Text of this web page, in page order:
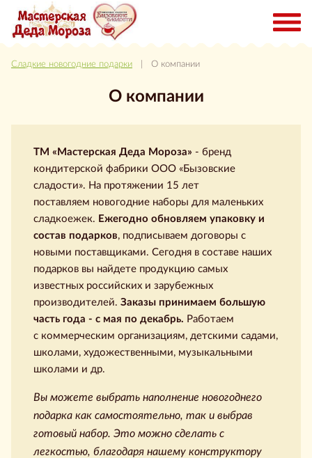
Сладкие новогодние подарки О компании
О компании
ТМ «Мастерская Деда Мороза» - бренд
кондитерской фабрики ООО «Бызовские
сладости». На протяжении 15 лет
поставляем новогодние наборы для маленьких
сладкоежек. Ежегодно обновляем упаковку и
состав подарков, подписываем договоры с
новыми поставщиками. Сегодня в составе наших
подарков вы найдете продукцию самых
известных российских и зарубежных
производителей. Заказы принимаем большую
часть года - с мая по декабрь. Работаем
с коммерческим организациям, детскими садами,
школами, художественными, музыкальными
школами и др.
Вы можете выбрать наполнение новогоднего
подарка как самостоятельно, так и выбрав
готовый набор. Это можно сделать с
легкостью, благодаря нашему конструктору